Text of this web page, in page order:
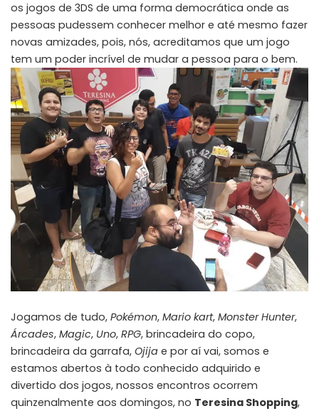
os jogos de 3DS de uma forma democrática onde as
pessoas pudessem conhecer melhor e até mesmo fazer
novas amizades, pois, nós, acreditamos que um jogo
tem um poder incrível de mudar a pessoa para o bem.
Jogamos de tudo, Pokémon, Mario kart, Monster Hunter,
Árcades, Magic, Uno, RPG, brincadeira do copo,
brincadeira da garrafa, Ojija e por aí vai, somos e
estamos abertos à todo conhecido adquirido e
divertido dos jogos, nossos encontros ocorrem
quinzenalmente aos domingos, no Teresina Shopping,